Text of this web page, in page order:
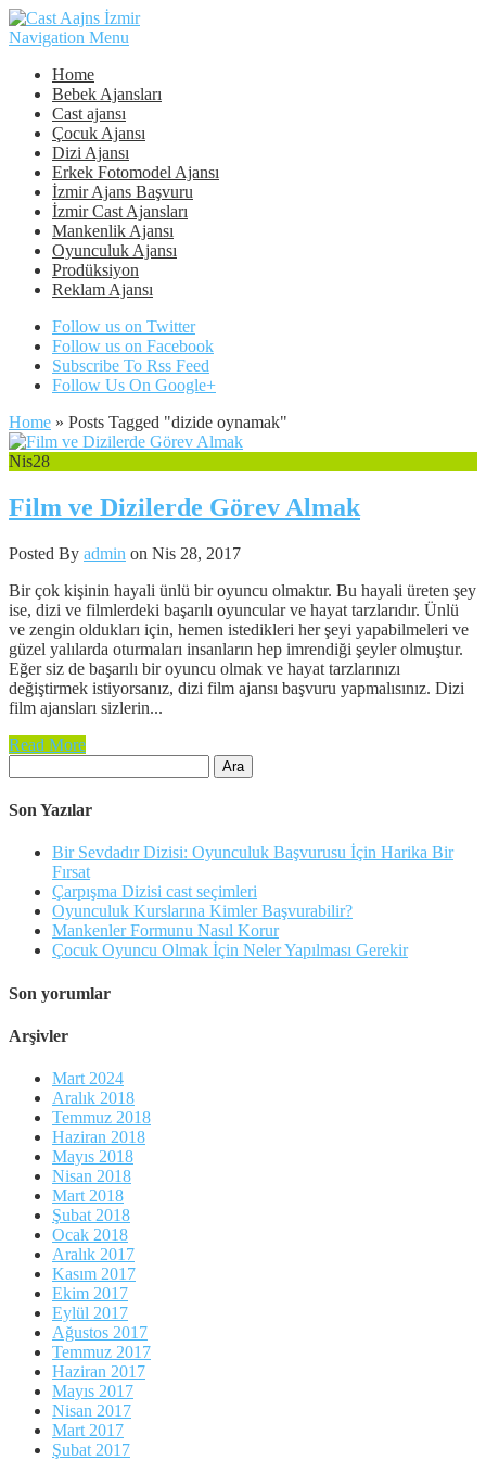
Navigation Menu
Home
Bebek Ajansları
Cast ajansı
Çocuk Ajansı
Dizi Ajansı
Erkek Fotomodel Ajansı
İzmir Ajans Başvuru
İzmir Cast Ajansları
Mankenlik Ajansı
Oyunculuk Ajansı
Prodüksiyon
Reklam Ajansı
Follow us on Twitter
Follow us on Facebook
Subscribe To Rss Feed
Follow Us On Google+
Home » Posts Tagged "dizide oynamak"
Nis28
Film ve Dizilerde Görev Almak
Posted By admin on Nis 28, 2017
Bir çok kişinin hayali ünlü bir oyuncu olmaktır. Bu hayali üreten şey
ise, dizi ve filmlerdeki başarılı oyuncular ve hayat tarzlarıdır. Ünlü
ve zengin oldukları için, hemen istedikleri her şeyi yapabilmeleri ve
güzel yalılarda oturmaları insanların hep imrendiği şeyler olmuştur.
Eğer siz de başarılı bir oyuncu olmak ve hayat tarzlarınızı
değiştirmek istiyorsanız, dizi film ajansı başvuru yapmalısınız. Dizi
film ajansları sizlerin...
Read More
Son Yazılar
Bir Sevdadır Dizisi: Oyunculuk Başvurusu İçin Harika Bir
Fırsat
Çarpışma Dizisi cast seçimleri
Oyunculuk Kurslarına Kimler Başvurabilir?
Mankenler Formunu Nasıl Korur
Çocuk Oyuncu Olmak İçin Neler Yapılması Gerekir
Son yorumlar
Arşivler
Mart 2024
Aralık 2018
Temmuz 2018
Haziran 2018
Mayıs 2018
Nisan 2018
Mart 2018
Şubat 2018
Ocak 2018
Aralık 2017
Kasım 2017
Ekim 2017
Eylül 2017
Ağustos 2017
Temmuz 2017
Haziran 2017
Mayıs 2017
Nisan 2017
Mart 2017
Şubat 2017